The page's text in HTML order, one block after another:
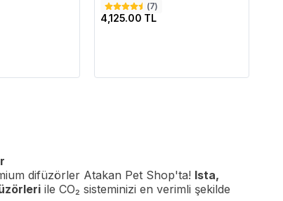
(7)
4,125.00 TL
difüzörler Atakan Pet Shop'ta! Ista,
ile CO₂ sisteminizi en verimli şekilde